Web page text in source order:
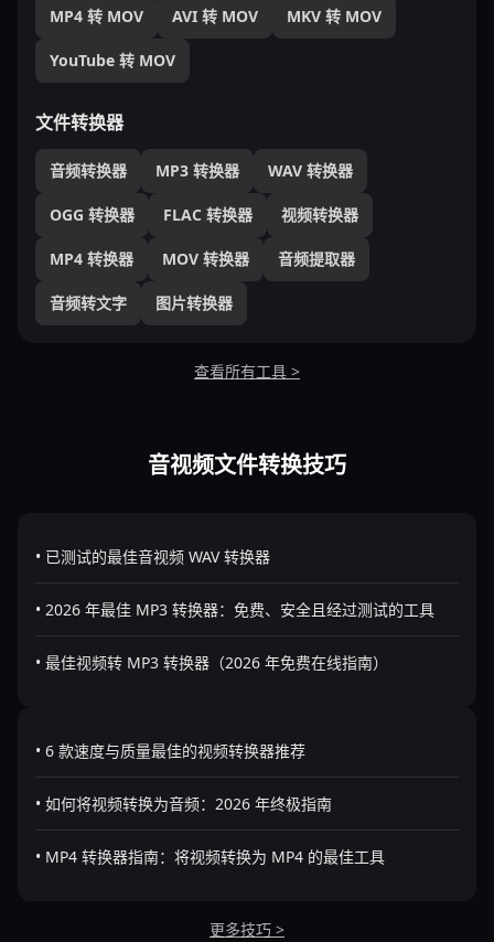
MP4 转 MOV AVI 转 MOV MKV 转 MOV
YouTube 转 MOV
文件转换器
音频转换器 MP3 转换器 WAV 转换器
OGG 转换器 FLAC 转换器 视频转换器
MP4 转换器 MOV 转换器 音频提取器
音频转文字 图片转换器
查看所有工具 >
音视频文件转换技巧
• 已测试的最佳音视频 WAV 转换器
• 2026 年最佳 MP3 转换器：免费、安全且经过测试的工具
• 最佳视频转 MP3 转换器（2026 年免费在线指南）
• 6 款速度与质量最佳的视频转换器推荐
• 如何将视频转换为音频：2026 年终极指南
• MP4 转换器指南：将视频转换为 MP4 的最佳工具
更多技巧 >